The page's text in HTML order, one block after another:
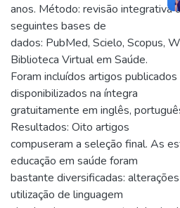
anos. Método: revisão integrativa
seguintes bases de
dados: PubMed, Scielo, Scopus,
Biblioteca Virtual em Saúde.
Foram incluídos artigos
disponibilizados na íntegra
gratuitamente em inglês,
Resultados: Oito artigos
compuseram a seleção final. As
educação em saúde foram
bastante diversificadas:
utilização de linguagem